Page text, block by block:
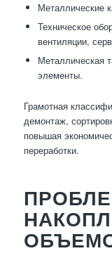
Металлические
Техническое
вентиляции,
Металлическая
элементы.
Грамотная
демонтаж,
повышая
переработки.